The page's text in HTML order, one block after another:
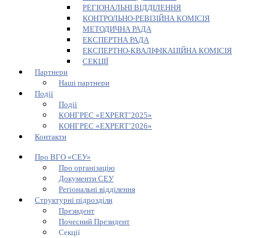
РЕГІОНАЛЬНІ ВІДДІЛЕННЯ
КОНТРОЛЬНО-РЕВІЗІЙНА КОМІСІЯ
МЕТОДИЧНА РАДА
ЕКСПЕРТНА РАДА
ЕКСПЕРТНО-КВАЛІФІКАЦІЙНА КОМІСІЯ
СЕКЦІЇ
Партнери
Наші партнери
Події
Події
КОНГРЕС «EXPERT’2025»
КОНГРЕС «EXPERT’2026»
Контакти
Про ВГО «СЕУ»
Про організацію
Документи СЕУ
Регіональні відділення
Структурні підрозділи
Президент
Почесний Президент
Секції